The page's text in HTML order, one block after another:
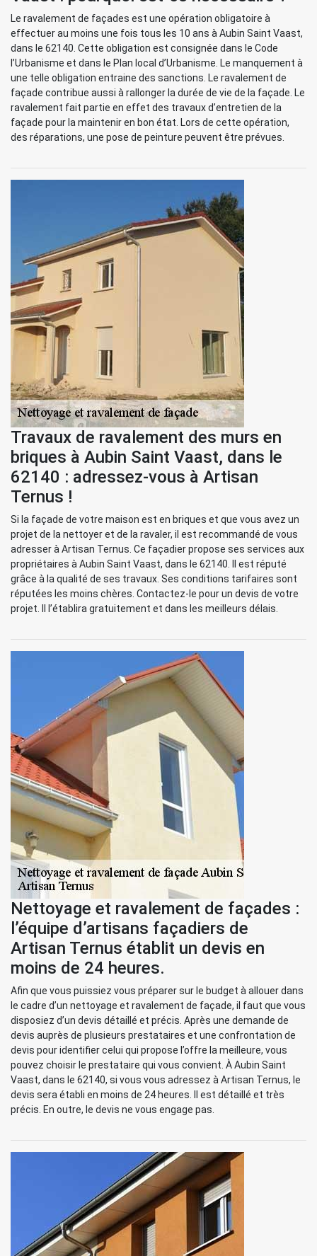
Le ravalement de façades est une opération obligatoire à
effectuer au moins une fois tous les 10 ans à Aubin Saint Vaast,
dans le 62140. Cette obligation est consignée dans le Code
l’Urbanisme et dans le Plan local d’Urbanisme. Le manquement à
une telle obligation entraine des sanctions. Le ravalement de
façade contribue aussi à rallonger la durée de vie de la façade. Le
ravalement fait partie en effet des travaux d’entretien de la
façade pour la maintenir en bon état. Lors de cette opération,
des réparations, une pose de peinture peuvent être prévues.
Travaux de ravalement des murs en
briques à Aubin Saint Vaast, dans le
62140 : adressez-vous à Artisan
Ternus !
Si la façade de votre maison est en briques et que vous avez un
projet de la nettoyer et de la ravaler, il est recommandé de vous
adresser à Artisan Ternus. Ce façadier propose ses services aux
propriétaires à Aubin Saint Vaast, dans le 62140. Il est réputé
grâce à la qualité de ses travaux. Ses conditions tarifaires sont
réputées les moins chères. Contactez-le pour un devis de votre
projet. Il l’établira gratuitement et dans les meilleurs délais.
Nettoyage et ravalement de façades :
l’équipe d’artisans façadiers de
Artisan Ternus établit un devis en
moins de 24 heures.
Afin que vous puissiez vous préparer sur le budget à allouer dans
le cadre d’un nettoyage et ravalement de façade, il faut que vous
disposiez d’un devis détaillé et précis. Après une demande de
devis auprès de plusieurs prestataires et une confrontation de
devis pour identifier celui qui propose l’offre la meilleure, vous
pouvez choisir le prestataire qui vous convient. À Aubin Saint
Vaast, dans le 62140, si vous vous adressez à Artisan Ternus, le
devis sera établi en moins de 24 heures. Il est détaillé et très
précis. En outre, le devis ne vous engage pas.